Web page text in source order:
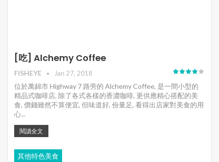
[吃] Alchemy Coffee
FISHEYE
Jan 27, 2018
位於萬錦市 Highway 7 路旁的 Alchemy Coffee, 是一間小型的
精品式咖啡店, 除了各式各樣的香濃咖啡, 更供應精心搭配的美
食, 價錢雖然不算便宜, 但味道好, 份量足, 看得出店家對美食的用
心...
閱讀全文
其他特色美食